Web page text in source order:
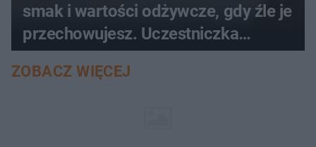
smak i wartości odżywcze, gdy źle je
przechowujesz. Uczestniczka
"MasterChefa"
ZOBACZ WIĘCEJ